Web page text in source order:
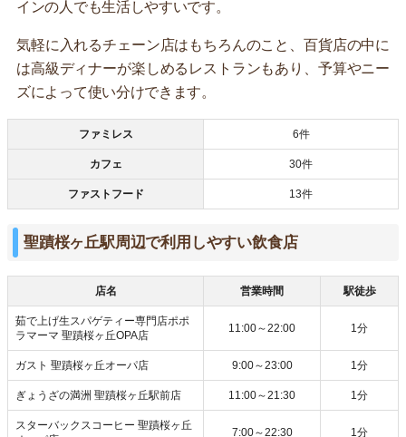
インの人でも生活しやすいです。
気軽に入れるチェーン店はもちろんのこと、百貨店の中に
は高級ディナーが楽しめるレストランもあり、予算やニー
ズによって使い分けできます。
ファミレス 6件
カフェ 30件
ファストフード 13件
聖蹟桜ヶ丘駅周辺で利用しやすい飲食店
店名 営業時間 駅徒歩
茹で上げ生スパゲティー専門店ポポ
ラマーマ 聖蹟桜ヶ丘OPA店
11:00～22:00 1分
ガスト 聖蹟桜ヶ丘オーパ店 9:00～23:00 1分
ぎょうざの満洲 聖蹟桜ヶ丘駅前店 11:00～21:30 1分
スターバックスコーヒー 聖蹟桜ヶ丘
7:00～22:30 1分